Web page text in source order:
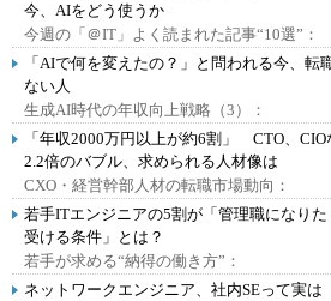
今、AIをどう使うか
今週の「＠IT」よく読まれた記事“10選”：
「AIで何を変えたの？」と問われる今、転
ない人
生成AI時代の年収向上戦略（3）：
「年収2000万円以上が約6割」 CTO、
2.2倍のバブル、求められる人材像は
CXO・経営幹部人材の転職市場動向：
若手ITエンジニアの5割が「管理職になり
受ける条件」とは？
若手が求める“納得の働き方”：
ネットワークエンジニア、社内SEって実